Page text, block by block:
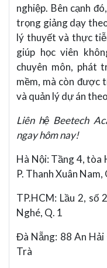
nghiệp. Bên cạnh
trọng giảng dạy
lý thuyết và thực
giúp học viên
chuyên môn, phát
mềm, mà còn được
và quản lý dự án
Liên hệ Beetech
ngay hôm nay!
Hà Nội: Tầng 4, tòa
P. Thanh Xuân Nam,
TP.HCM: Lầu 2, số
Nghé, Q. 1
Đà Nẵng: 88 An
Trà